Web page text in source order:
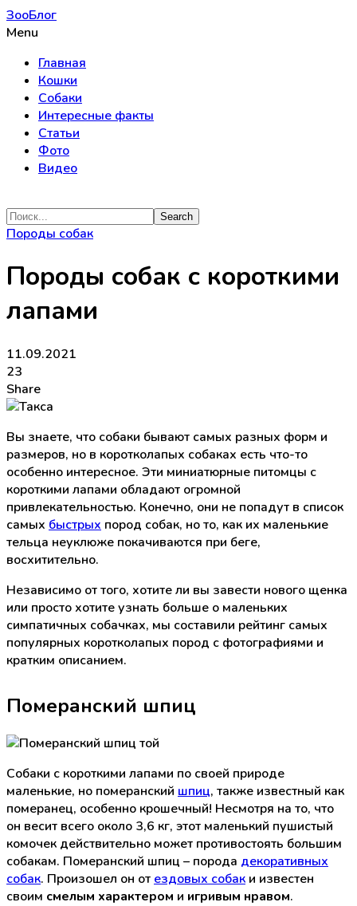
ЗооБлог
Menu
Главная
Кошки
Собаки
Интересные факты
Статьи
Фото
Видео
Породы собак
Породы собак с короткими
лапами
11.09.2021
23
Share
Вы знаете, что собаки бывают самых разных форм и
размеров, но в коротколапых собаках есть что-то
особенно интересное. Эти миниатюрные питомцы с
короткими лапами обладают огромной
привлекательностью. Конечно, они не попадут в список
самых быстрых пород собак, но то, как их маленькие
тельца неуклюже покачиваются при беге,
восхитительно.
Независимо от того, хотите ли вы завести нового щенка
или просто хотите узнать больше о маленьких
симпатичных собачках, мы составили рейтинг самых
популярных коротколапых пород с фотографиями и
кратким описанием.
Померанский шпиц
Собаки с короткими лапами по своей природе
маленькие, но померанский шпиц, также известный как
померанец, особенно крошечный! Несмотря на то, что
он весит всего около 3,6 кг, этот маленький пушистый
комочек действительно может противостоять большим
собакам. Померанский шпиц – порода декоративных
собак. Произошел он от ездовых собак и известен
своим смелым характером и игривым нравом.